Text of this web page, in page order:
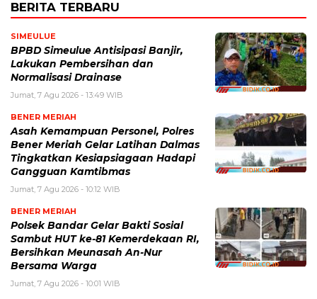
BERITA TERBARU
SIMEULUE
BPBD Simeulue Antisipasi Banjir,
Lakukan Pembersihan dan
Normalisasi Drainase
Jumat, 7 Agu 2026 - 13:49 WIB
BENER MERIAH
Asah Kemampuan Personel, Polres
Bener Meriah Gelar Latihan Dalmas
Tingkatkan Kesiapsiagaan Hadapi
Gangguan Kamtibmas
Jumat, 7 Agu 2026 - 10:12 WIB
BENER MERIAH
Polsek Bandar Gelar Bakti Sosial
Sambut HUT ke-81 Kemerdekaan RI,
Bersihkan Meunasah An-Nur
Bersama Warga
Jumat, 7 Agu 2026 - 10:01 WIB